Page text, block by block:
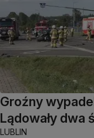
Groźny
Lądowały dwa
LUBLIN